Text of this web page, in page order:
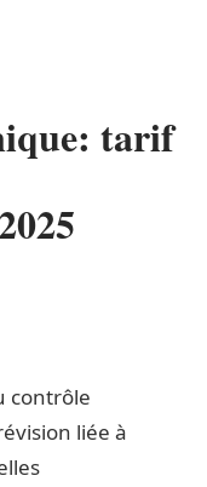
tarif
contrôle
liée à